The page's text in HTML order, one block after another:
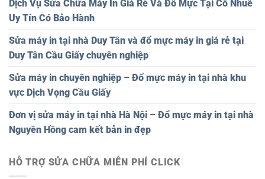
Dịch Vụ Sửa Chữa Máy In Giá Rẻ Và Đổ Mực Tại Cổ Nhuế
Uy Tín Có Bảo Hành
Sửa máy in tại nhà Duy Tân và đổ mực máy in giá rẻ tại
Duy Tân Cầu Giấy chuyên nghiệp
Sửa máy in chuyên nghiệp – Đổ mực máy in tại nhà khu
vực Dịch Vọng Cầu Giấy
Đơn vị sửa máy in tại nhà Hà Nội – Đổ mực máy in tại nhà
Nguyên Hồng cam kết bản in đẹp
HỖ TRỢ SỬA CHỮA MIỄN PHÍ CLICK